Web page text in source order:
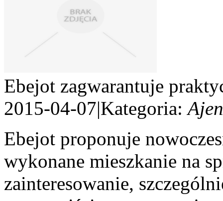
Ebejot zagwarantuje
2015-04-07|Kategoria:
Ebejot proponuje
wykonane mieszkanie na
zainteresowanie,